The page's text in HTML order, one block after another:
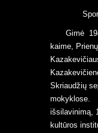
Gimė 1942 m. spalio 21 d. Skriaudžių
kaime,
Skriaudžių
mokyklose.
išsilavinimą,
kultūros